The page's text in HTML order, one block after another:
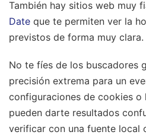
También hay sitios web muy
Date que te permiten ver la
previstos de forma muy clara.
No te fíes de los buscadores
precisión extrema para un
configuraciones de cookies o
pueden darte resultados
verificar con una fuente local